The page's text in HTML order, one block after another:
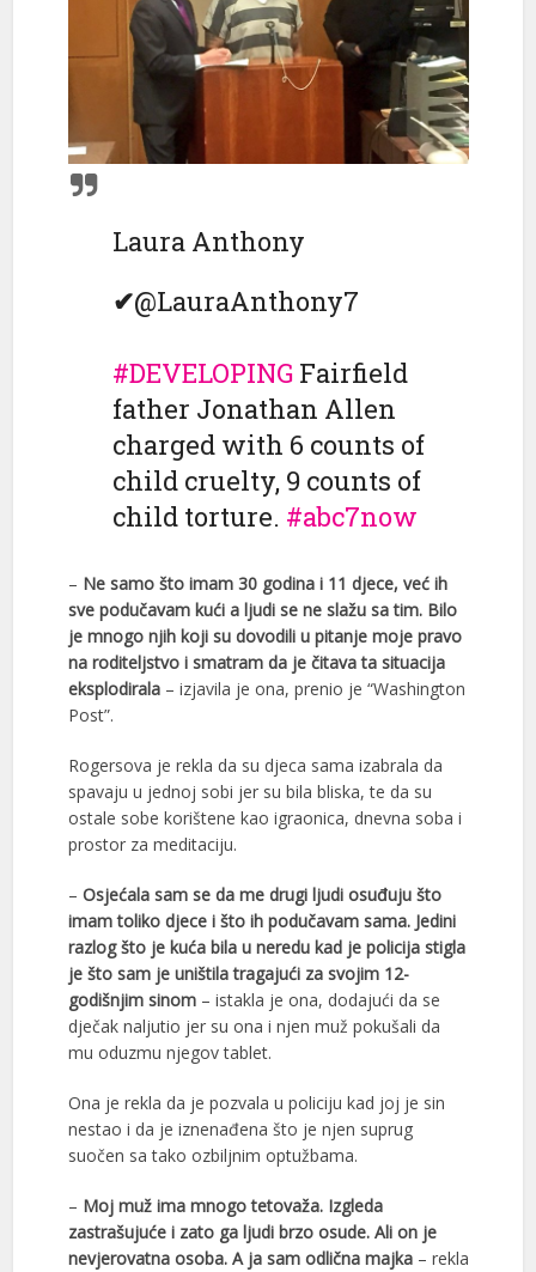
Laura Anthony
✔@LauraAnthony7
#DEVELOPINGFairfield
father Jonathan Allen
charged with 6 counts of
child cruelty, 9 counts of
child torture. #abc7now
– Ne samo što imam 30 godina i 11 djece, već ih
sve podučavam kući a ljudi se ne slažu sa tim. Bilo
je mnogo njih koji su dovodili u pitanje moje pravo
na roditeljstvo i smatram da je čitava ta situacija
eksplodirala– izjavila je ona, prenio je “Washington
Post”.
Rogersova je rekla da su djeca sama izabrala da
spavaju u jednoj sobi jer su bila bliska, te da su
ostale sobe korištene kao igraonica, dnevna soba i
prostor za meditaciju.
– Osjećala sam se da me drugi ljudi osuđuju što
imam toliko djece i što ih podučavam sama. Jedini
razlog što je kuća bila u neredu kad je policija stigla
je što sam je uništila tragajući za svojim 12-
godišnjim sinom – istakla je ona, dodajući da se
dječak naljutio jer su ona i njen muž pokušali da
mu oduzmu njegov tablet.
Ona je rekla da je pozvala u policiju kad joj je sin
nestao i da je iznenađena što je njen suprug
suočen sa tako ozbiljnim optužbama.
– Moj muž ima mnogo tetovaža. Izgleda
zastrašujuće i zato ga ljudi brzo osude. Ali on je
nevjerovatna osoba. A ja sam odlična majka– rekla